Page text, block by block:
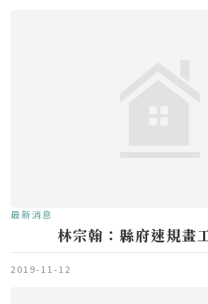
最新消息
林宗翰：縣府速規畫
2019-11-12